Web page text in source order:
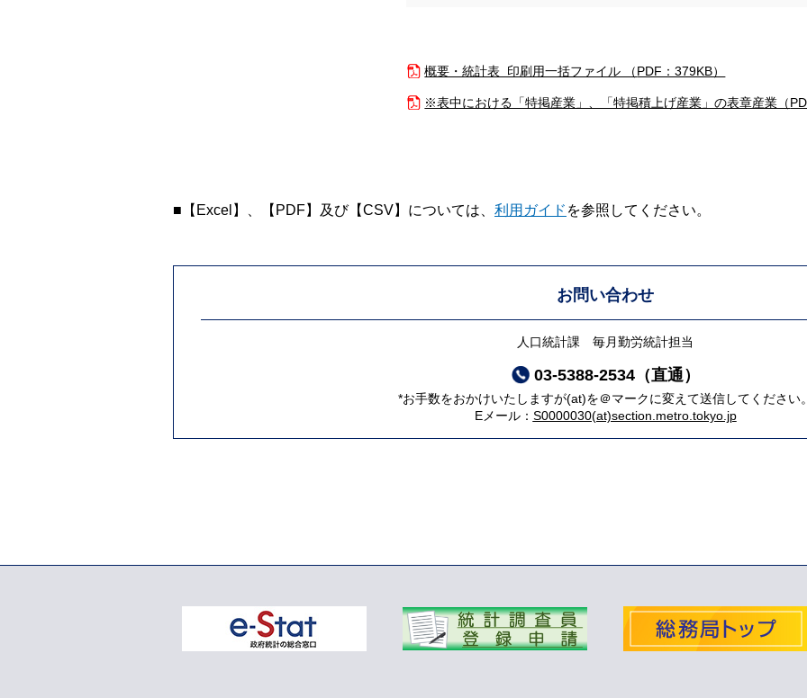
概要・統計表 印刷用一括ファイル （PDF：379KB）
※表中における「特掲産業」、「特掲積上げ産業」の表章産業（
■【Excel】、【PDF】及び【CSV】については、 利用ガイド を参照してください。
お問い合わせ
人口統計課 毎月勤労統計担当
03-5388-2534（直通）
*お手数をおかけいたしますが(at)を＠マークに変えて送信してください。
Eメール： S0000030(at)section.metro.tokyo.jp